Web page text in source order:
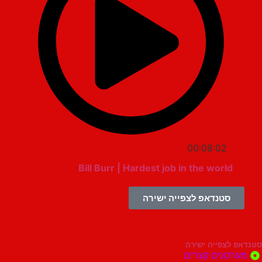
00:08:02
Bill Burr | Hardest job in the world
סטנדאפ לצפייה ישירה
ישירה
קצרים